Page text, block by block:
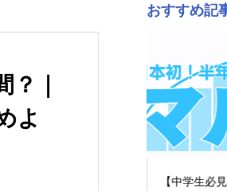
｜
よ
おすすめ記
英語の勉強